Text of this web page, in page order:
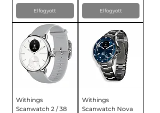
Elfogyott Elfogyott
Withings
Scanwatch 2 / 38
Withings
Scanwatch Nova